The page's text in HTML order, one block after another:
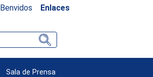
Benvidos Enlaces
Sala de Prensa